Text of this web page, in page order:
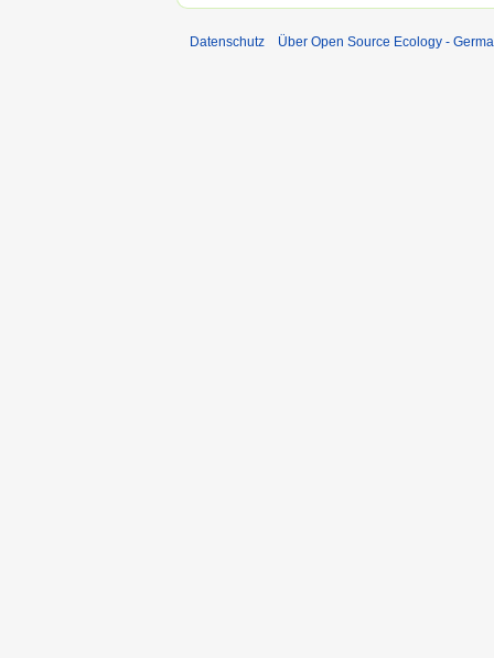
Datenschutz Über Open Source Ecology -